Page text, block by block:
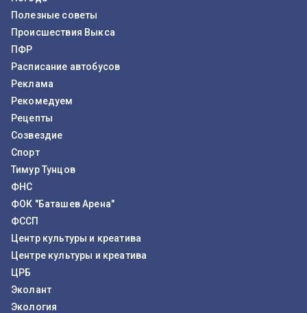
Полезные советы
Происшествия Выкса
ПФР
Расписание автобусов
Реклама
Рекомедуем
Рецепты
Созвездие
Спорт
Тимур Тунцов
ФНС
ФОК "Баташев Арена"
ФССП
Центр культуры и креатива
Центре культуры и креатива
ЦРБ
Эколант
Экология